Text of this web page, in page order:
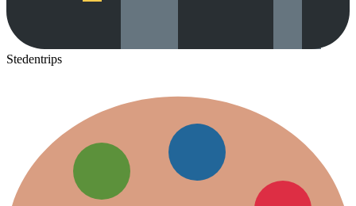
Stedentrips